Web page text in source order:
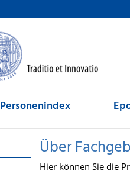
Personenindex
Über
Hier können Sie die